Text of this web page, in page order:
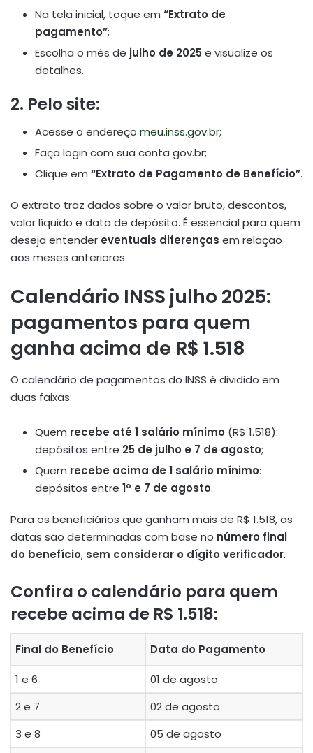
Na tela inicial, toque em “Extrato de
pagamento”;
Escolha o mês de julho de 2025 e visualize os
detalhes.
2. Pelo site:
Acesse o endereço meu.inss.gov.br;
Faça login com sua conta gov.br;
Clique em “Extrato de Pagamento de Benefício”.
O extrato traz dados sobre o valor bruto, descontos,
valor líquido e data de depósito. É essencial para quem
deseja entender eventuais diferenças em relação
aos meses anteriores.
Calendário INSS julho 2025:
pagamentos para quem
ganha acima de R$ 1.518
O calendário de pagamentos do INSS é dividido em
duas faixas:
Quem recebe até 1 salário mínimo (R$ 1.518):
depósitos entre 25 de julho e 7 de agosto;
Quem recebe acima de 1 salário mínimo:
depósitos entre 1º e 7 de agosto.
Para os beneficiários que ganham mais de R$ 1.518, as
datas são determinadas com base no número final
do benefício, sem considerar o dígito verificador.
Confira o calendário para quem
recebeacima de R$ 1.518:
Final do Benefício Data do Pagamento
1 e 6
01 de agosto
2 e 7
02 de agosto
3 e 8
05 de agosto